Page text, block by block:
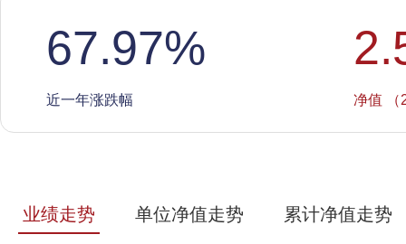
67.97%
近一年涨跌幅 净值 （
业绩走势 单位净值走势 累计净值走势